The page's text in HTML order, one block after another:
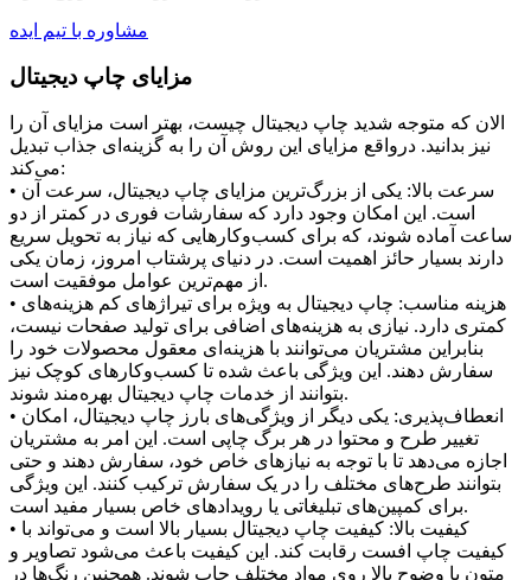
مشاوره با تیم ایده
مزایای چاپ دیجیتال
الان که متوجه شدید چاپ دیجیتال چیست، بهتر است مزایای آن را
نیز بدانید. درواقع مزایای این روش آن را به گزینه‌ای جذاب تبدیل
می‌کند:
• سرعت بالا: یکی از بزرگ‌ترین مزایای چاپ دیجیتال، سرعت آن
است. این امکان وجود دارد که سفارشات فوری در کمتر از دو
ساعت آماده شوند، که برای کسب‌وکارهایی که نیاز به تحویل سریع
دارند بسیار حائز اهمیت است. در دنیای پرشتاب امروز، زمان یکی
از مهم‌ترین عوامل موفقیت است.
• هزینه مناسب: چاپ دیجیتال به ویژه برای تیراژهای کم هزینه‌های
کمتری دارد. نیازی به هزینه‌های اضافی برای تولید صفحات نیست،
بنابراین مشتریان می‌توانند با هزینه‌ای معقول محصولات خود را
سفارش دهند. این ویژگی باعث شده تا کسب‌وکارهای کوچک نیز
بتوانند از خدمات چاپ دیجیتال بهره‌مند شوند.
• انعطاف‌پذیری: یکی دیگر از ویژگی‌های بارز چاپ دیجیتال، امکان
تغییر طرح و محتوا در هر برگ چاپی است. این امر به مشتریان
اجازه می‌دهد تا با توجه به نیازهای خاص خود، سفارش دهند و حتی
بتوانند طرح‌های مختلف را در یک سفارش ترکیب کنند. این ویژگی
برای کمپین‌های تبلیغاتی یا رویدادهای خاص بسیار مفید است.
• کیفیت بالا: کیفیت چاپ دیجیتال بسیار بالا است و می‌تواند با
کیفیت چاپ افست رقابت کند. این کیفیت باعث می‌شود تصاویر و
متون با وضوح بالا روی مواد مختلف چاپ شوند. همچنین رنگ‌ها در